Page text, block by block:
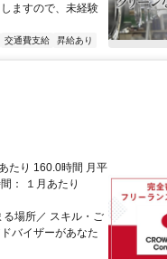
ますので、未経験
交通費支給 昇給あり
たり 160.0時間 月平
： １月あたり
場所／ スキル・ご
バイザーがあなた